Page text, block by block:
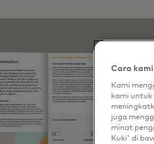
Cara
Kami
kami untuk
juga
minat
Kuki' di